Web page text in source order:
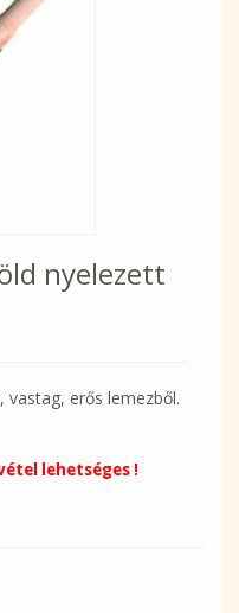
nyelezett
erős lemezből.
lehetséges !